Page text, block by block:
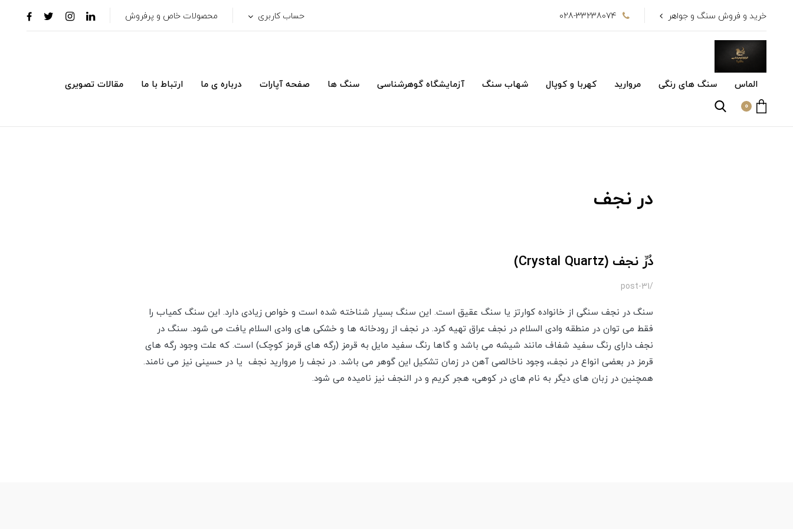
خرید و فروش سنگ و جواهر 028-33238074 حساب کاربری محصولات خاص و پرفروش
الماس سنگ های رنگی مروارید کهربا و کوپال شهاب سنگ آزمایشگاه گوهرشناسی سنگ ها صفحه آپارات درباره ی ما ارتباط با ما مقالات تصویری
0
در نجف
دُرِّ نجف (Crystal Quartz)
/post-31
سنگ در نجف سنگی از خانواده کوارتز یا سنگ عقیق است. این سنگ بسیار شناخته شده است و خواص زیادی دارد. این سنگ کمیاب را
فقط می توان در منطقه وادی السلام در نجف عراق تهیه کرد. در نجف از رودخانه ها و خشکی های وادی السلام یافت می شود. سنگ در
نجف دارای رنگ سفید شفاف مانند شیشه می باشد و گاها رنگ سفید مایل به قرمز (رگه های قرمز کوچک) است. که علت وجود رگه های
قرمز در بعضی انواع در نجف، وجود ناخالصی آهن در زمان تشکیل این گوهر می باشد. در نجف را مروارید نجف یا در حسینی نیز می نامند.
همچنین در زبان های دیگر به نام های در کوهی، هجر کریم و در النجف نیز نامیده می شود.